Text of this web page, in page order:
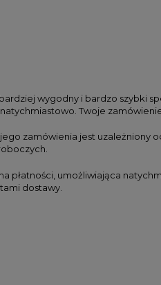
wygodny i bardzo szybki
Twoje
zamówienia jest uzależniony
płatności, umożliwiająca
dostawy.